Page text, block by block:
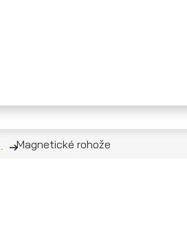
Magnetické rohože